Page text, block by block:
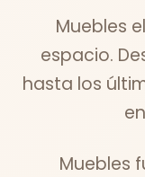
Muebles
espacio.
hasta los
Muebles